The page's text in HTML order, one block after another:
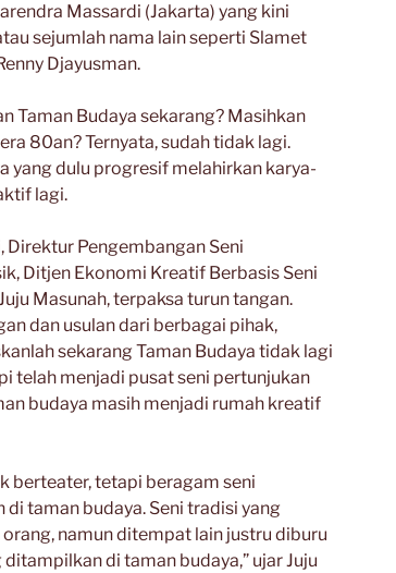
Massardi (Jakarta) yang kini
sejumlah nama lain seperti Slamet
Djayusman.
Taman Budaya sekarang? Masihkan
80an? Ternyata, sudah tidak lagi.
yang dulu progresif melahirkan karya-
lagi.
Pengembangan Seni
Ditjen Ekonomi Kreatif Berbasis Seni
Masunah, terpaksa turun tangan.
dan usulan dari berbagai pihak,
sekarang Taman Budaya tidak lagi
telah menjadi pusat seni pertunjukan
budaya masih menjadi rumah kreatif
berteater, tetapi beragam seni
taman budaya. Seni tradisi yang
namun ditempat lain justru diburu
di taman budaya,” ujar Juju